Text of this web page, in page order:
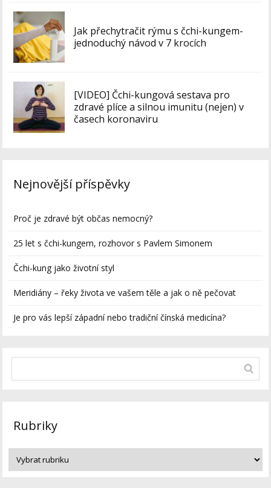
Jak přechytračit rýmu s čchi-kungem-
jednoduchý návod v 7 krocích
[VIDEO] Čchi-kungová sestava pro
zdravé plíce a silnou imunitu (nejen) v
časech koronaviru
Nejnovější příspěvky
Proč je zdravé být občas nemocný?
25 let s čchi-kungem, rozhovor s Pavlem Simonem
Čchi-kung jako životní styl
Meridiány – řeky života ve vašem těle a jak o ně pečovat
Je pro vás lepší západní nebo tradiční čínská medicína?
Rubriky